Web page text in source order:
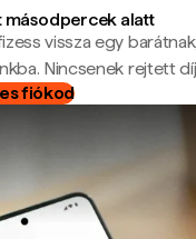
másodpercek alatt
vissza egy
Nincsenek rejtett
fiókod